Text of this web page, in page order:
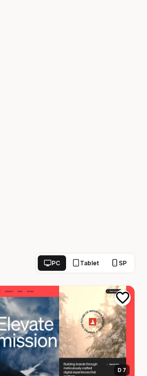
PC Tablet SP
D 7